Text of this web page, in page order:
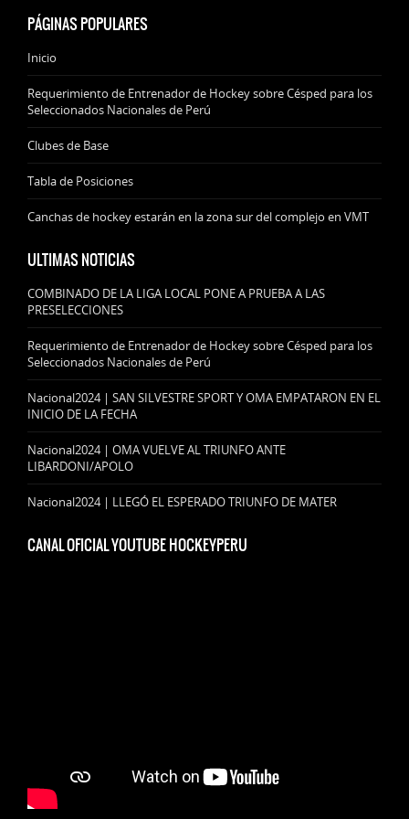
PÁGINAS POPULARES
Inicio
Requerimiento de Entrenador de Hockey sobre Césped para los
Seleccionados Nacionales de Perú
Clubes de Base
Tabla de Posiciones
Canchas de hockey estarán en la zona sur del complejo en VMT
ULTIMAS NOTICIAS
COMBINADO DE LA LIGA LOCAL PONE A PRUEBA A LAS
PRESELECCIONES
Requerimiento de Entrenador de Hockey sobre Césped para los
Seleccionados Nacionales de Perú
Nacional2024 | SAN SILVESTRE SPORT Y OMA EMPATARON EN EL
INICIO DE LA FECHA
Nacional2024 | OMA VUELVE AL TRIUNFO ANTE
LIBARDONI/APOLO
Nacional2024 | LLEGÓ EL ESPERADO TRIUNFO DE MATER
CANAL OFICIAL YOUTUBE HOCKEYPERU